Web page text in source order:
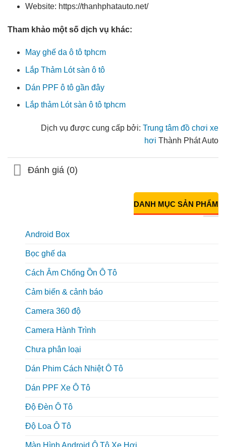
Website: https://thanhphatauto.net/
Tham khảo một số dịch vụ khác:
May ghế da ô tô tphcm
Lắp Thảm Lót sàn ô tô
Dán PPF ô tô gần đây
Lắp thảm Lót sàn ô tô tphcm
Dịch vụ được cung cấp bởi: Trung tâm đồ chơi xe
hơi Thành Phát Auto
Đánh giá (0)
DANH MỤC SẢN PHẨM
Android Box
Bọc ghế da
Cách Âm Chống Ồn Ô Tô
Cảm biến & cảnh báo
Camera 360 độ
Camera Hành Trình
Chưa phân loại
Dán Phim Cách Nhiệt Ô Tô
Dán PPF Xe Ô Tô
Độ Đèn Ô Tô
Độ Loa Ô Tô